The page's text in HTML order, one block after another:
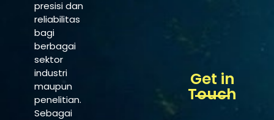
presisi dan
reliabilitas
bagi
berbagai
sektor
industri
maupun
penelitian.
Sebagai
Get in
Touch